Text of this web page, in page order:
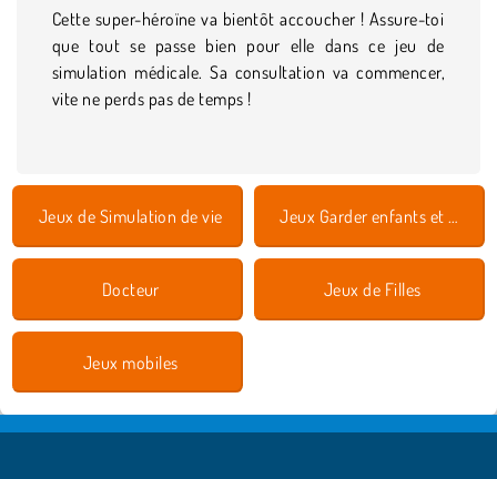
Cette super-héroïne va bientôt accoucher ! Assure-toi
que tout se passe bien pour elle dans ce jeu de
simulation médicale. Sa consultation va commencer,
vite ne perds pas de temps !
Jeux de Simulation de vie Jeux Garder enfants et animaux
Docteur Jeux de Filles
Jeux mobiles